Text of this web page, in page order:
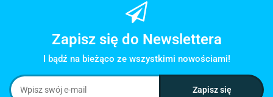
Zapisz się do Newslettera
I bądź na bieżąco ze wszystkimi nowościami!